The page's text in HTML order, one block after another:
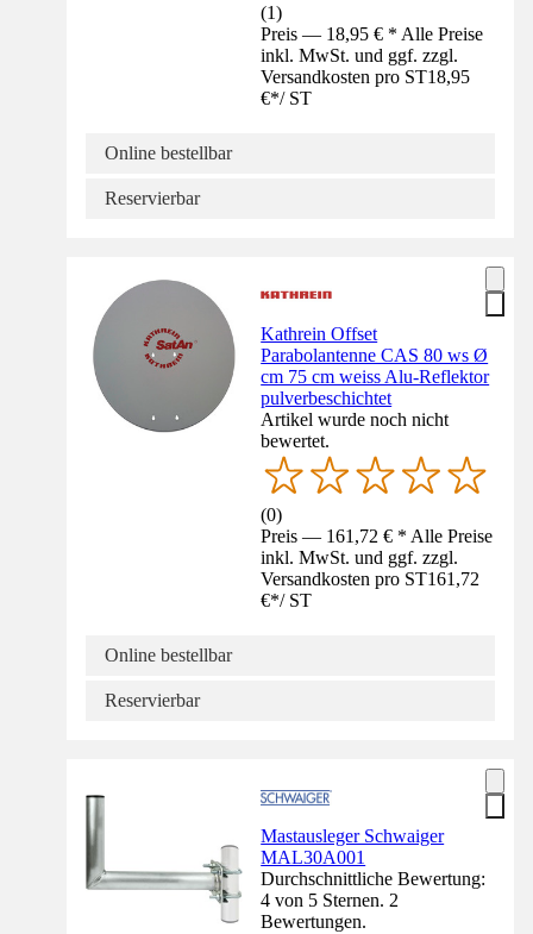
(1)
Preis — 18,95 € * Alle Preise
inkl. MwSt. und ggf. zzgl.
Versandkosten pro ST18,95
€*/ ST
Online bestellbar
Reservierbar
Kathrein Offset
Parabolantenne CAS 80 ws Ø
cm 75 cm weiss Alu-Reflektor
pulverbeschichtet
Artikel wurde noch nicht
bewertet.
(0)
Preis — 161,72 € * Alle Preise
inkl. MwSt. und ggf. zzgl.
Versandkosten pro ST161,72
€*/ ST
Online bestellbar
Reservierbar
Mastausleger Schwaiger
MAL30A001
Durchschnittliche Bewertung:
4 von 5 Sternen. 2
Bewertungen.